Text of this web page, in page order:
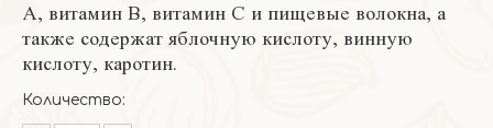
А, витамин В, витамин С и пищевые волокна, а
также содержат яблочную кислоту, винную
кислоту, каротин.
Количество: